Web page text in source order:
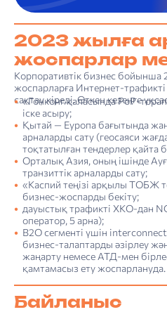
2023 жылға
жоспарлар
Корпоративтік бизнес бойынша
жоспарларға Интернет-трафикті
сақтау кіреді. Өткен кезеңге
«Гонконг қаласында PoP-
іске асыру;
Қытай — Еуропа бағытында
арналарды сату (геосаяси
тоқтатылған тендерлер қайта
Орталық Азия, оның ішінде
транзиттік арналарды сату;
«Каспий теңізі арқылы ТОБЖ
бизнес-жоспарды бекіту;
дауыстық трафикті ХКО-дан
оператор, 5 арна);
B2O сегменті үшін
бизнес-талаптарды әзірлеу
жаңарту немесе АТД-мен
қамтамасыз ету жоспарлануда.
Байланыс